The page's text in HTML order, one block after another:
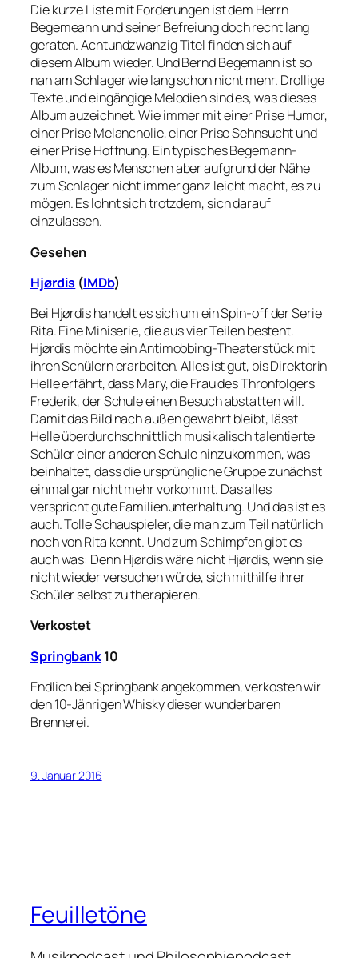
Die kurze Liste mit Forderungen ist dem Herrn
Begemeann und seiner Befreiung doch recht lang
geraten. Achtundzwanzig Titel finden sich auf
diesem Album wieder. Und Bernd Begemann ist so
nah am Schlager wie lang schon nicht mehr. Drollige
Texte und eingängige Melodien sind es, was dieses
Album auzeichnet. Wie immer mit einer Prise Humor,
einer Prise Melancholie, einer Prise Sehnsucht und
einer Prise Hoffnung. Ein typisches Begemann-
Album, was es Menschen aber aufgrund der Nähe
zum Schlager nicht immer ganz leicht macht, es zu
mögen. Es lohnt sich trotzdem, sich darauf
einzulassen.
Gesehen
Hjørdis (IMDb)
Bei Hjørdis handelt es sich um ein Spin-off der Serie
Rita. Eine Miniserie, die aus vier Teilen besteht.
Hjørdis möchte ein Antimobbing-Theaterstück mit
ihren Schülern erarbeiten. Alles ist gut, bis Direktorin
Helle erfährt, dass Mary, die Frau des Thronfolgers
Frederik, der Schule einen Besuch abstatten will.
Damit das Bild nach außen gewahrt bleibt, lässt
Helle überdurchschnittlich musikalisch talentierte
Schüler einer anderen Schule hinzukommen, was
beinhaltet, dass die ursprüngliche Gruppe zunächst
einmal gar nicht mehr vorkommt. Das alles
verspricht gute Familienunterhaltung. Und das ist es
auch. Tolle Schauspieler, die man zum Teil natürlich
noch von Rita kennt. Und zum Schimpfen gibt es
auch was: Denn Hjørdis wäre nicht Hjørdis, wenn sie
nicht wieder versuchen würde, sich mithilfe ihrer
Schüler selbst zu therapieren.
Verkostet
Springbank10
Endlich bei Springbank angekommen, verkosten wir
den 10-Jährigen Whisky dieser wunderbaren
Brennerei.
9. Januar 2016
Feuilletöne